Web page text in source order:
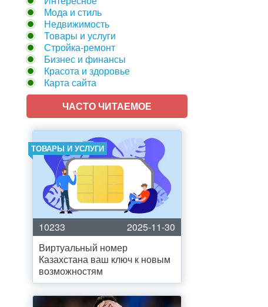
Мода и стиль
Недвижимость
Товары и услуги
Стройка-ремонт
Бизнес и финансы
Красота и здоровье
Карта сайта
ЧАСТО ЧИТАЕМОЕ
ТОВАРЫ И УСЛУГИ
10233
2025-11-30
Виртуальный номер
Казахстана ваш ключ к новым
возможностям